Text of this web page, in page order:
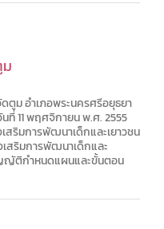
ตูม อำเภอพระนครศรีอยุธยา
ที่ 11 พฤศจิกายน พ.ศ. 2555
ริมการพัฒนาเด็กและเยาวชน
สริมการพัฒนาเด็กและ
ญัติกำหนดแผนและขั้นตอน